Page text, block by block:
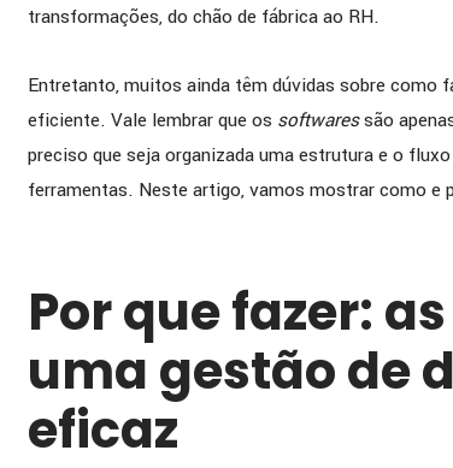
transformações, do chão de fábrica ao RH.
Entretanto, muitos ainda têm dúvidas sobre como
eficiente. Vale lembrar que os softwaressão
preciso que seja organizada uma estrutura e o
ferramentas. Neste artigo, vamos mostrar como e
Por que fazer:
uma gestão de
eficaz
[ENTREVISTA]
como a parceria
apoiou em sua